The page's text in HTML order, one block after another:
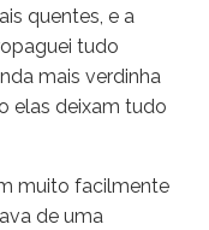
quentes, e a
tudo
mais verdinha
elas deixam tudo
muito facilmente
de uma